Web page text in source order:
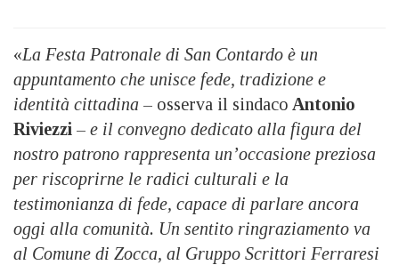
«La Festa Patronale di San Contardo è un
appuntamento che unisce fede, tradizione e
identità cittadina – osserva il sindaco Antonio
Riviezzi – e il convegno dedicato alla figura del
nostro patrono rappresenta un’occasione preziosa
per riscoprirne le radici culturali e la
testimonianza di fede, capace di parlare ancora
oggi alla comunità. Un sentito ringraziamento va
al Comune di Zocca, al Gruppo Scrittori Ferraresi